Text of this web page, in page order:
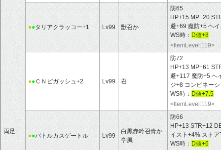
両足
●●タリアクラッコー+1 Lv99 獣召か
防65
HP+15 MP+20
避+69 魔防+5 ヘ
WS時： D値+8
<ItemLevel:119>
●●ＣＮピガッシュ+2 Lv99 召
防72
HP+13 MP+61
避+117 魔防+5 ヘ
ジ+8 コンビネー
WS時： D値+7.5
<ItemLevel:119>
●●バトルカスゲートル Lv99
白黒赤吟召青か
学風
防66
HP+13 STR+12
イスト+4% スト
WS時： D値+6